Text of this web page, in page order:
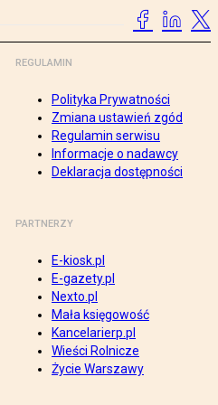
REGULAMIN
Polityka Prywatności
Zmiana ustawień zgód
Regulamin serwisu
Informacje o nadawcy
Deklaracja dostępności
PARTNERZY
E-kiosk.pl
E-gazety.pl
Nexto.pl
Mała księgowość
Kancelarierp.pl
Wieści Rolnicze
Życie Warszawy